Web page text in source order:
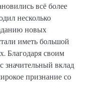
всё более
несколько
новых
иметь большой
Благодаря своим
значительный вклад
признание со